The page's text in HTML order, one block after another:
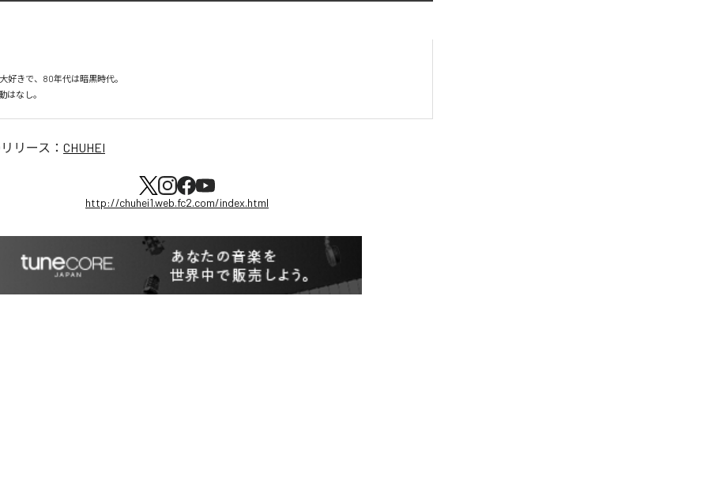
好きで、80年代は暗黒時代。
はなし。
リース： CHUHEI
http://chuhei1.web.fc2.com/index.html